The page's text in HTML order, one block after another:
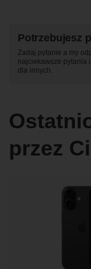
Potrzebujesz
Zadaj pytanie a my
najciekawsze pytania
dla innych.
przez